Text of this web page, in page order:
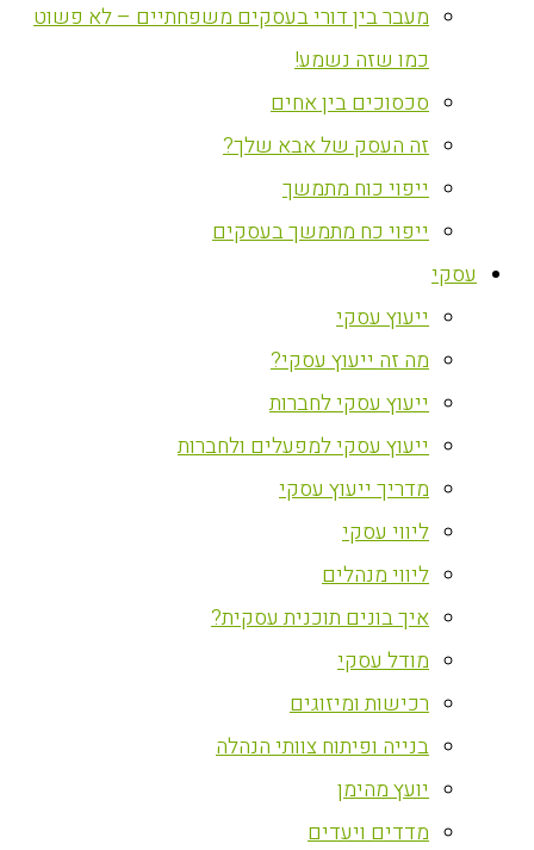
מעבר בין דורי בעסקים משפחתיים – לא פשוט
כמו שזה נשמע!
סכסוכים בין אחים
זה העסק של אבא שלך?
ייפוי כוח מתמשך
ייפוי כח מתמשך בעסקים
עסקי
ייעוץ עסקי
מה זה ייעוץ עסקי?
ייעוץ עסקי לחברות
ייעוץ עסקי למפעלים ולחברות
מדריך ייעוץ עסקי
ליווי עסקי
ליווי מנהלים
איך בונים תוכנית עסקית?
מודל עסקי
רכישות ומיזוגים
בנייה ופיתוח צוותי הנהלה
יועץ מהימן
מדדים ויעדים